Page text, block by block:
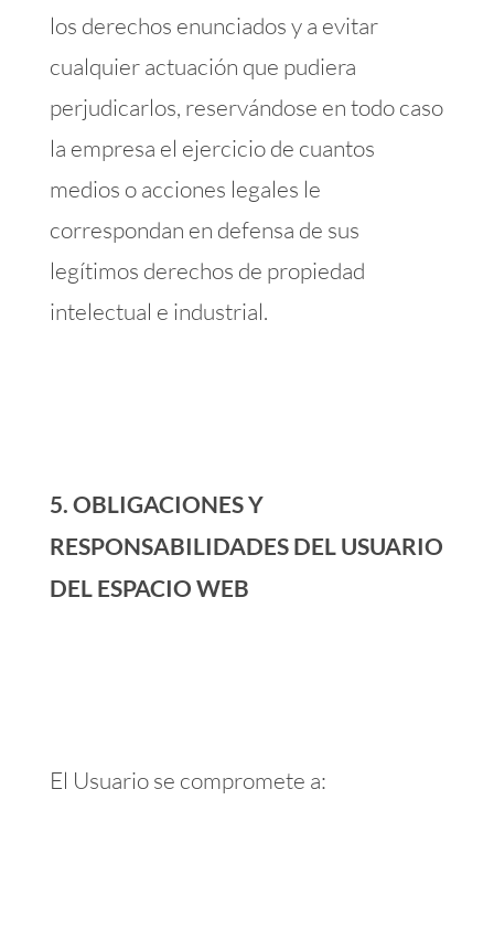
los derechos enunciados y a evitar
cualquier actuación que pudiera
perjudicarlos, reservándose en todo caso
la empresa el ejercicio de cuantos
medios o acciones legales le
correspondan en defensa de sus
legítimos derechos de propiedad
intelectual e industrial.
5. OBLIGACIONES Y
RESPONSABILIDADES DEL USUARIO
DEL ESPACIO WEB
El Usuario se compromete a: